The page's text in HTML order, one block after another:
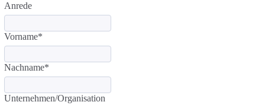
Anrede
Vorname*
Nachname*
Unternehmen/Organisation